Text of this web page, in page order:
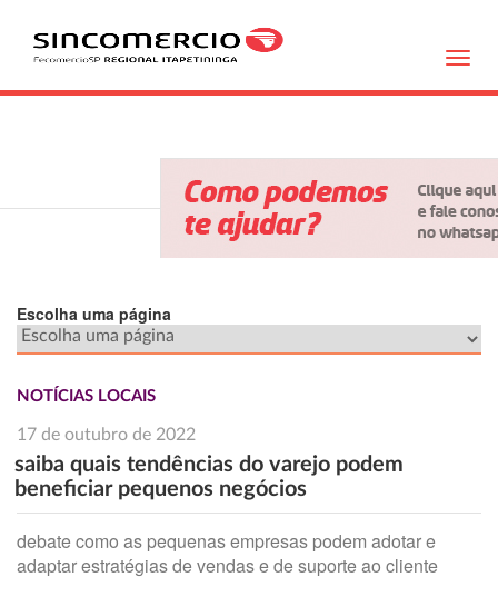
Escolha uma página
NOTÍCIAS LOCAIS
17 de outubro de 2022
saiba quais tendências do varejo podem
beneficiar pequenos negócios
debate como as pequenas empresas podem adotar e
adaptar estratégias de vendas e de suporte ao cliente